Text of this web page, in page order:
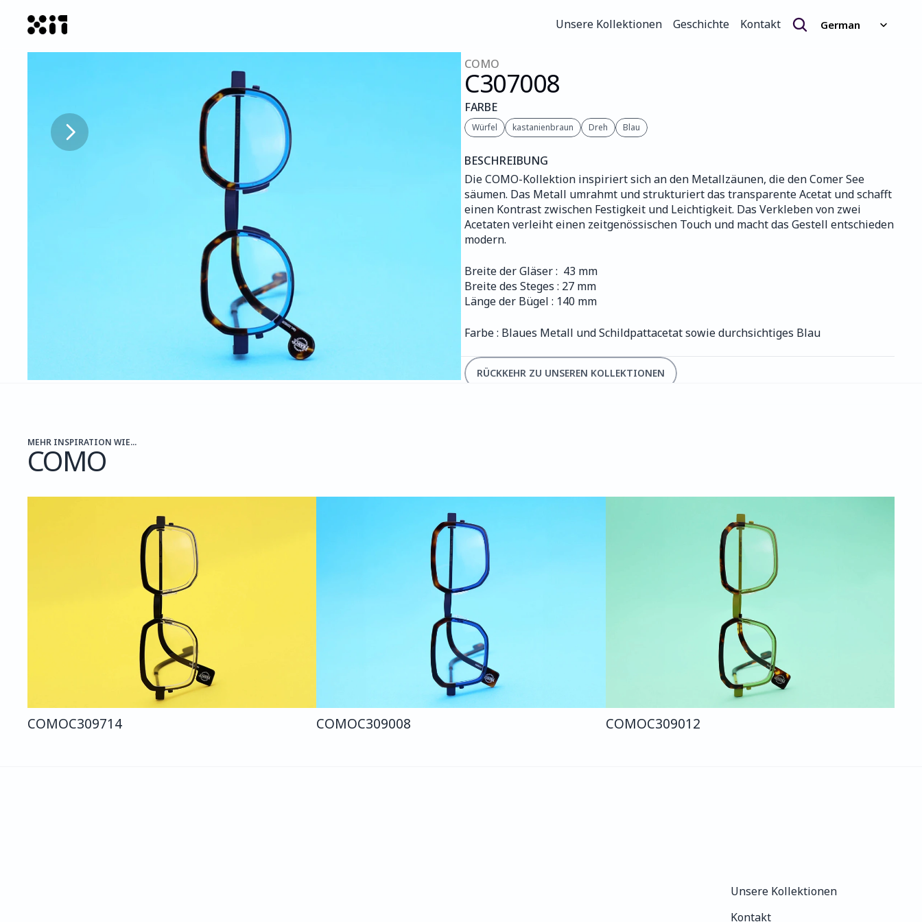
Unsere Kollektionen
Geschichte
Kontakt
German
COMO
C307008
FARBE
Würfel kastanienbraun Dreh Blau
BESCHREIBUNG
Die COMO-Kollektion inspiriert sich an den Metallzäunen, die den Comer See
säumen. Das Metall umrahmt und strukturiert das transparente Acetat und schafft
einen Kontrast zwischen Festigkeit und Leichtigkeit. Das Verkleben von zwei
Acetaten verleiht einen zeitgenössischen Touch und macht das Gestell entschieden
modern.
Breite der Gläser :  43 mm
Breite des Steges : 27 mm
Länge der Bügel : 140 mm
Farbe : Blaues Metall und Schildpattacetat sowie durchsichtiges Blau
RÜCKKEHR ZU UNSEREN KOLLEKTIONEN
MEHR INSPIRATION WIE...
COMO
COMOC309714 COMOC309008 COMOC309012
Unsere Kollektionen
Kontakt